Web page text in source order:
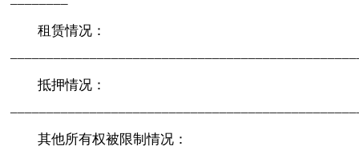
租赁情况：
抵押情况：
其他所有权被限制情况：